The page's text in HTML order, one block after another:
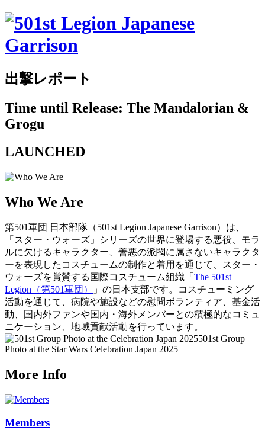
出撃レポート
Time until Release: The Mandalorian &
Grogu
LAUNCHED
Who We Are
第501軍団 日本部隊（501st Legion Japanese Garrison）は、
「スター・ウォーズ」シリーズの世界に登場する悪役、モラ
ルに欠けるキャラクター、善悪の派閥に属さないキャラクタ
ーを表現したコスチュームの制作と着用を通じて、スター・
ウォーズを賞賛する国際コスチューム組織「 The 501st
Legion（第501軍団）
」の日本支部です。コスチューミング
活動を通じて、病院や施設などの慰問ボランティア、基金活
動、国内外ファンや国内・海外メンバーとの積極的なコミュ
ニケーション、地域貢献活動を行っています。
501st Group
Photo at the Star Wars Celebration Japan 2025
More Info
Members